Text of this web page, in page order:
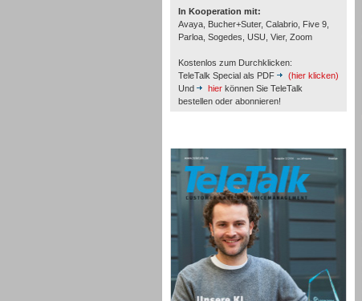
In Kooperation mit:
Avaya, Bucher+Suter, Calabrio, Five 9,
Parloa, Sogedes, USU, Vier, Zoom
Kostenlos zum Durchklicken:
TeleTalk Special als PDF
(hier klicken)
Und
hier können Sie TeleTalk
bestellen oder abonnieren!
Inbound